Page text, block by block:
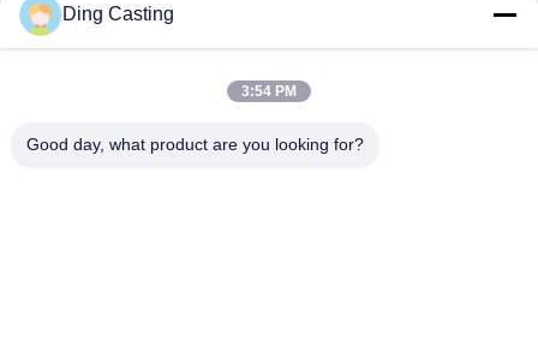
dzivy@idzxm.cn
Abonnieren Sie unseren Newsletter für Rabatte und mehr.
Ding Casting
3:54 PM
Good day, what product are you looking for?